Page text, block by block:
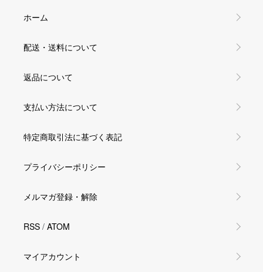
ホーム
配送・送料について
返品について
支払い方法について
特定商取引法に基づく表記
プライバシーポリシー
メルマガ登録・解除
RSS / ATOM
マイアカウント